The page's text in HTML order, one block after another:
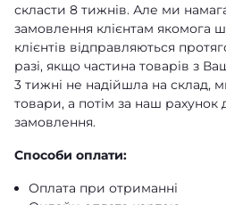
скласти 8 тижнів. Але ми
замовлення клієнтам якомога
клієнтів відправляються
разі, якщо частина товарів з
3 тижні не надійшла на склад,
товари, а потім за наш
замовлення.
Способи оплати:
Оплата при отриманні